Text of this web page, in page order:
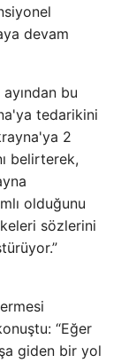
devam
bu
tedarikini
2
belirterek,
olduğunu
sözlerini
“Eğer
giden bir yol